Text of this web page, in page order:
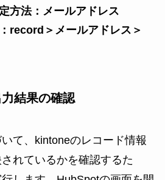
方法：メールアドレス
record＞メールアドレス＞
結果の確認
て、kintoneのレコード情報
れているかを確認するた